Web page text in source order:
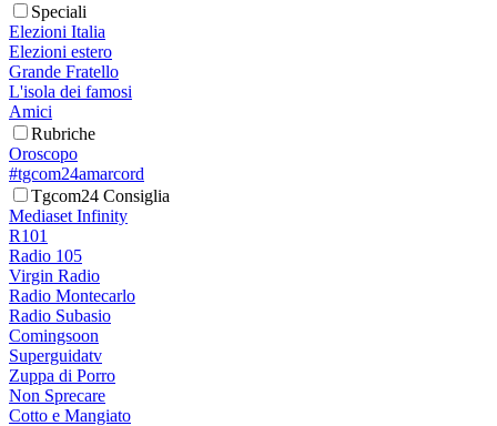
Speciali
Elezioni Italia
Elezioni estero
Grande Fratello
L'isola dei famosi
Amici
Rubriche
Oroscopo
#tgcom24amarcord
Tgcom24 Consiglia
Mediaset Infinity
R101
Radio 105
Virgin Radio
Radio Montecarlo
Radio Subasio
Comingsoon
Superguidatv
Zuppa di Porro
Non Sprecare
Cotto e Mangiato